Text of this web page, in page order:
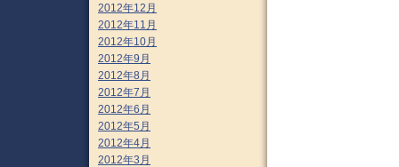
2012年12月
2012年11月
2012年10月
2012年9月
2012年8月
2012年7月
2012年6月
2012年5月
2012年4月
2012年3月